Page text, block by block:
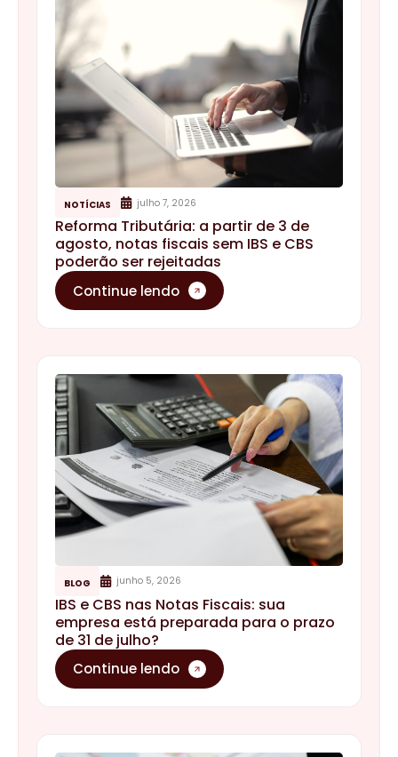
NOTÍCIAS julho 7, 2026
Reforma Tributária: a partir de 3 de
agosto, notas fiscais sem IBS e CBS
poderão ser rejeitadas
Continue lendo
BLOG junho 5, 2026
IBS e CBS nas Notas Fiscais: sua
empresa está preparada para o prazo
de 31 de julho?
Continue lendo